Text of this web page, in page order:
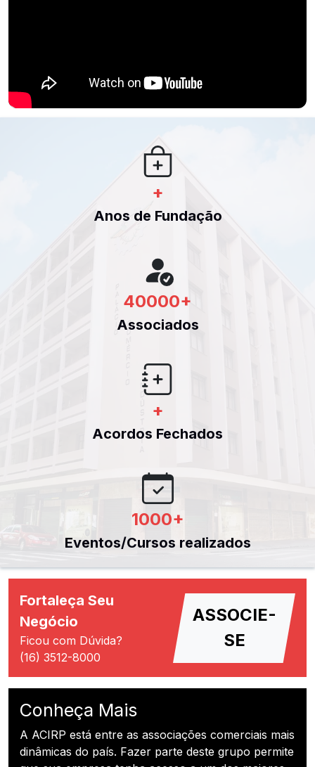
+
Anos de Fundação
40000+
Associados
+
Acordos Fechados
1000+
Eventos/Cursos realizados
Fortaleça Seu
Negócio
Ficou com Dúvida?
(16) 3512-8000
ASSOCIE-
SE
Conheça Mais
A ACIRP está entre as associações comerciais mais
dinâmicas do país. Fazer parte deste grupo permite